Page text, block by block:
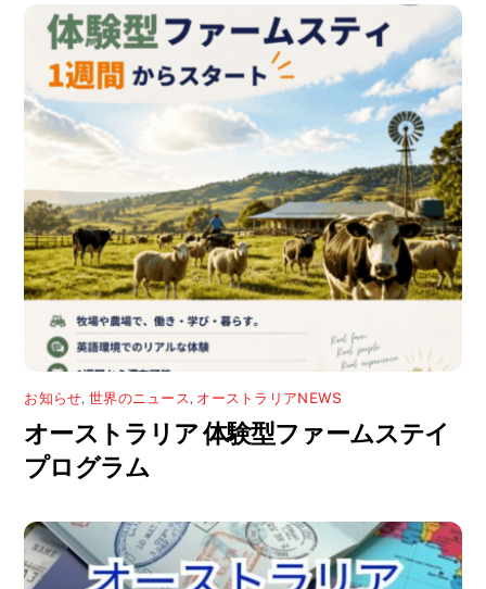
お知らせ, 世界のニュース, オーストラリアNEWS
オーストラリア 体験型ファームステイ
プログラム